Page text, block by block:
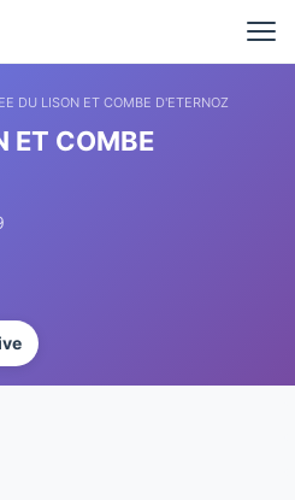
DU LISON ET COMBE D'ETERNOZ
ET COMBE